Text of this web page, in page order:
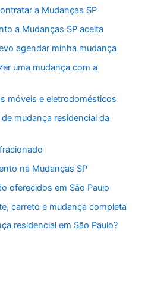
a Mudanças SP
a Mudanças SP aceita
agendar minha mudança
uma mudança com a
móveis e eletrodomésticos
mudança residencial da
na Mudanças SP
oferecidos em São Paulo
carreto e mudança completa
residencial em São Paulo?